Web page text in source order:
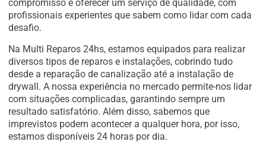
compromisso é oferecer um serviço de qualidade, com
profissionais experientes que sabem como lidar com cada
desafio.
Na Multi Reparos 24hs, estamos equipados para realizar
diversos tipos de reparos e instalações, cobrindo tudo
desde a reparação de canalização até a instalação de
drywall. A nossa experiência no mercado permite-nos lidar
com situações complicadas, garantindo sempre um
resultado satisfatório. Além disso, sabemos que
imprevistos podem acontecer a qualquer hora, por isso,
estamos disponíveis 24 horas por dia.